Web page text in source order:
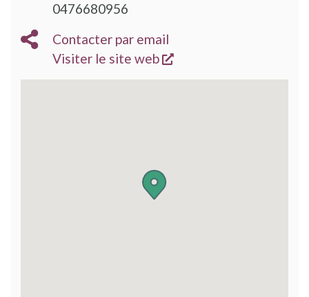
0476680956
Contacter par email
Visiter le site web
s'ouvre dans une